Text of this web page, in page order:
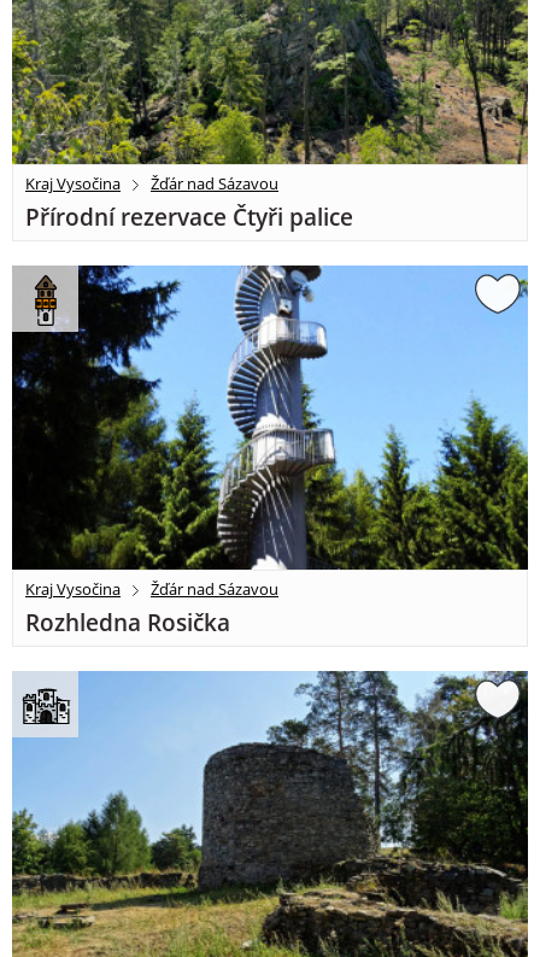
Kraj Vysočina Žďár nad Sázavou
Přírodní rezervace Čtyři palice
Kraj Vysočina Žďár nad Sázavou
Rozhledna Rosička